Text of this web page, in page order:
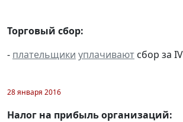
Торговый сбор:
- плательщики уплачивают сбор за
28 января 2016
Налог на прибыль организаций: